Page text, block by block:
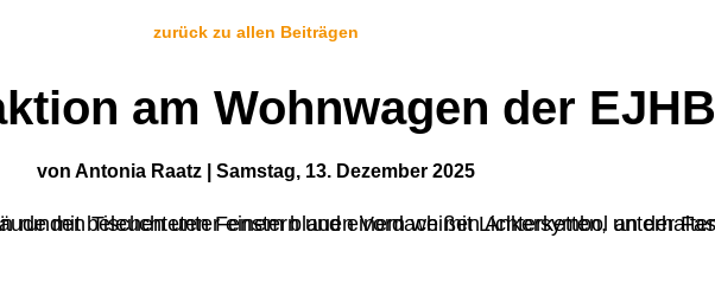
zurück zu allen Beiträgen
am Wohnwagen der EJHB
von Antonia Raatz| Samstag, 13. Dezember 2025